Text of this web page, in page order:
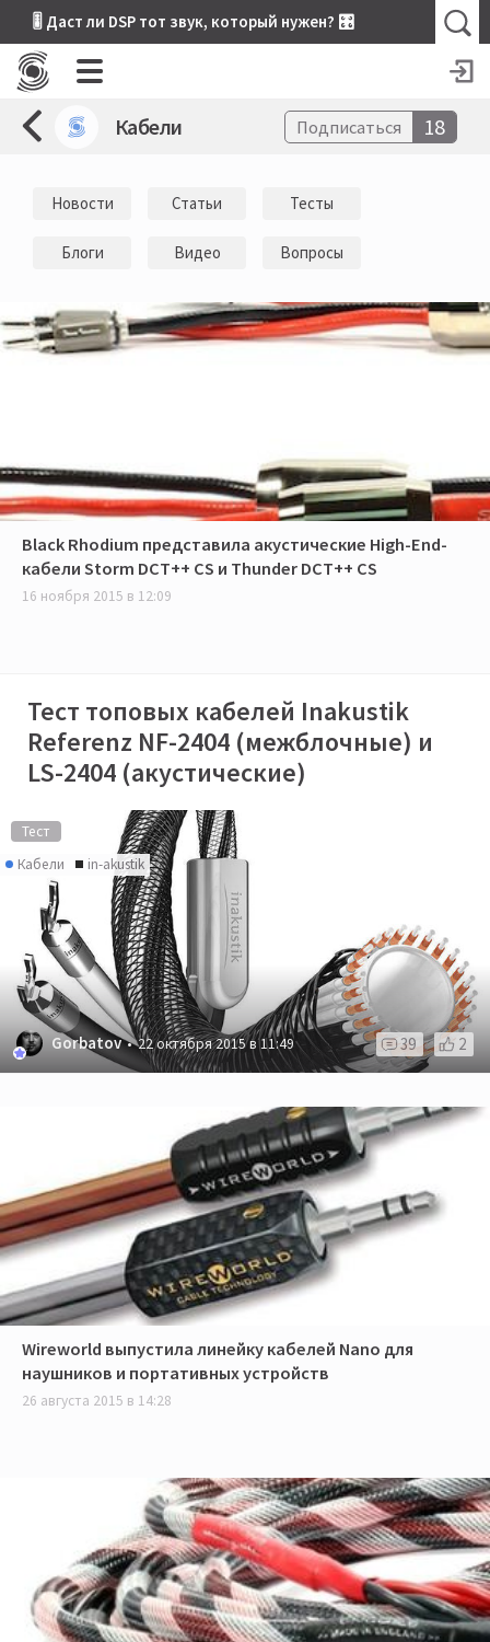
🎚 Даст ли DSP тот звук, который нужен? 🎛
Кабели Подписаться 18
Новости Статьи Тесты
Блоги Видео Вопросы
Black Rhodium представила акустические High-End-
кабели Storm DCT++ CS и Thunder DCT++ CS
16 ноября 2015 в 12:09
Тест топовых кабелей Inakustik
Referenz NF-2404 (межблочные) и
LS-2404 (акустические)
Тест
Кабели
in-akustik
Gorbatov 22 октября 2015 в 11:49 39 2
Wireworld выпустила линейку кабелей Nano для
наушников и портативных устройств
26 августа 2015 в 14:28